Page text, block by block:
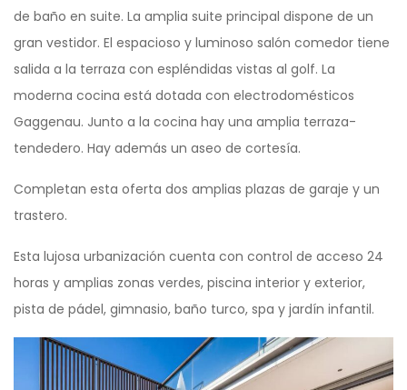
de baño en suite. La amplia suite principal dispone de un
gran vestidor. El espacioso y luminoso salón comedor tiene
salida a la terraza con espléndidas vistas al golf. La
moderna cocina está dotada con electrodomésticos
Gaggenau. Junto a la cocina hay una amplia terraza-
tendedero. Hay además un aseo de cortesía.
Completan esta oferta dos amplias plazas de garaje y un
trastero.
Esta lujosa urbanización cuenta con control de acceso 24
horas y amplias zonas verdes, piscina interior y exterior,
pista de pádel, gimnasio, baño turco, spa y jardín infantil.